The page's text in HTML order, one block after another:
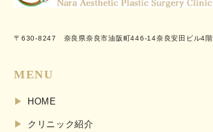
〒630-8247 奈良県奈良市油阪町446-14奈良安田ビル4階
MENU
HOME
クリニック紹介